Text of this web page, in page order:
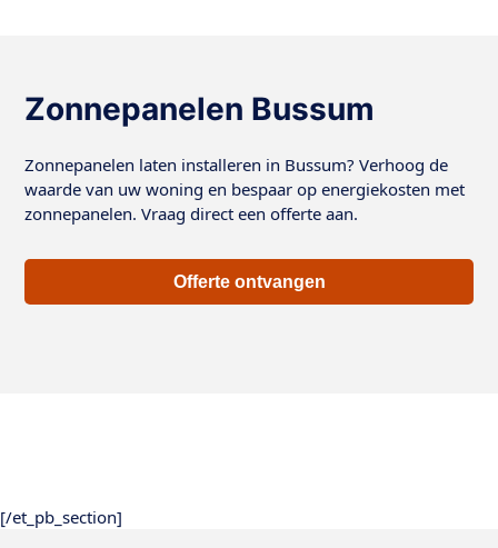
Zonnepanelen Bussum
Zonnepanelen laten installeren in Bussum? Verhoog de
waarde van uw woning en bespaar op energiekosten met
zonnepanelen. Vraag direct een offerte aan.
Offerte ontvangen
[/et_pb_section]